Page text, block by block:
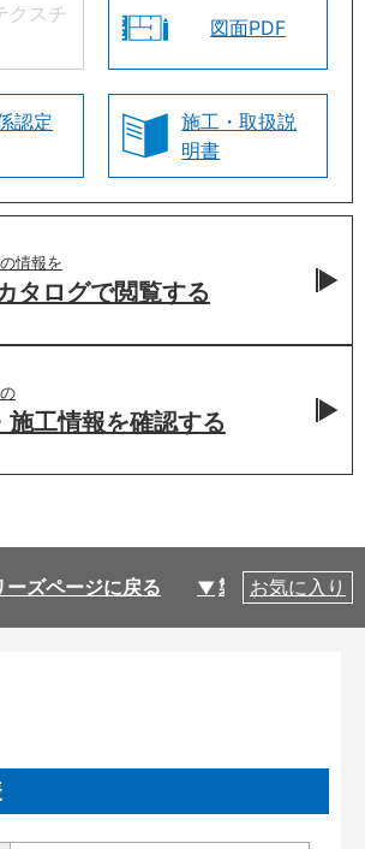
クスチ
図面PDF
認定
施工・取扱説
明書
情報を
タログで閲覧する
施工情報を確認する
ーズページに戻る 製品仕様
お気に入り